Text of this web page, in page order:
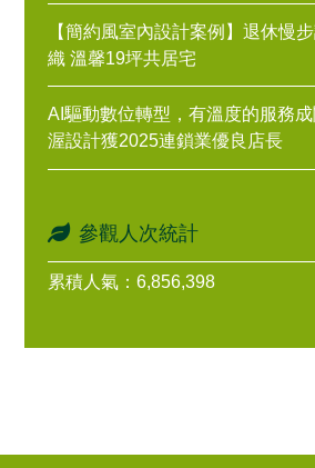
【簡約風室內設計案例】退休慢
織 溫馨19坪共居宅
AI驅動數位轉型，有溫度的服務
渥設計獲2025連鎖業優良店長
參觀人次統計
累積人氣：6,856,398